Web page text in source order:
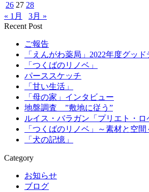
26 27 28
« 1月
3月 »
Recent Post
ご報告
「えんがわ薬局」2022年度グッ
「つくばのリノベ」
パーススケッチ
「甘い生活」
「母の家」インタビュー
地盤調査 ”敷地に従う”
ルイス・バラガン「プリエト・ロ
「つくばのリノベ」～素材と空間
「犬の記憶」
Category
お知らせ
ブログ